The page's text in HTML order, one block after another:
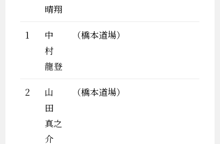
晴翔
1
中
村
龍登
（橋本道場）
2
山
田
真之
介
（橋本道場）